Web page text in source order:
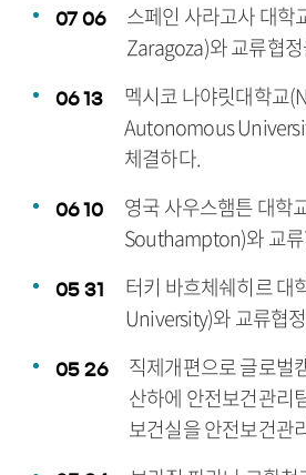
07 06
스페인 사라고사 대
Zaragoza)와 교류협
0613
멕시코 나야릿대학교
Autonomous
체결하다.
0610
영국 사우스햄튼 대학
Southampton)와 교
05 31
터키 바흐체쉐히르 대
University)와 교류협
05 26
직제개편으로 글로벌
산하에 안전보건관리
보건실을 안전보건관